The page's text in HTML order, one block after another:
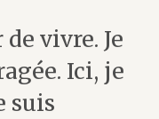
vivre. Je
Ici, je
suis